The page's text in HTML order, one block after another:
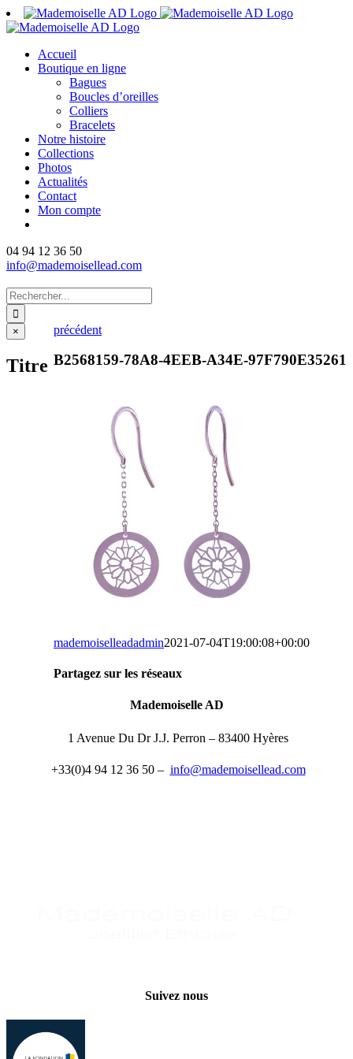
Passer
au
Accueil
Boutique en ligne
Bagues
Boucles d’oreilles
Colliers
Bracelets
Notre histoire
Collections
Photos
Actualités
Contact
Mon compte
04 94 12 36 50
info@mademoisellead.com
Rechercher:
précédent
B2568159-78A8-4EEB-A34E-97F790E35261
mademoiselleadadmin2021-07-04T19:00:08+00:00
Partagez sur les réseaux
Fermer
la
rapide
×
Titre
Mademoiselle AD
1 Avenue Du Dr J.J. Perron – 83400 Hyères
+33(0)4 94 12 36 50 – info@mademoisellead.com
Suivez nous